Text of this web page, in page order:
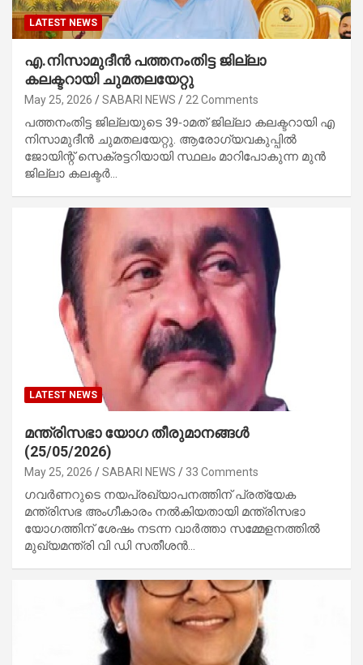
LATEST NEWS
എ.നിസാമുദീന്‍ പത്തനംതിട്ട ജില്ലാ
കലക്ടറായി ചുമതലയേറ്റു
May 25, 2026 SABARI NEWS 22 Comments
പത്തനംതിട്ട ജില്ലയുടെ 39-ാമത് ജില്ലാ കലക്ടറായി എ
നിസാമുദീന്‍ ചുമതലയേറ്റു. ആരോഗ്യവകുപ്പില്‍
ജോയിന്റ് സെക്രട്ടറിയായി സ്ഥലം മാറിപോകുന്ന മുന്‍
ജില്ലാ കലക്ടര്‍…
LATEST NEWS
മന്ത്രിസഭാ യോഗ തീരുമാനങ്ങൾ
(25/05/2026)
May 25, 2026 SABARI NEWS 33 Comments
ഗവർണറുടെ നയപ്രഖ്യാപനത്തിന് പ്രത്യേക
മന്ത്രിസഭ അംഗീകാരം നൽകിയതായി മന്ത്രിസഭാ
യോഗത്തിന് ശേഷം നടന്ന വാർത്താ സമ്മേളനത്തിൽ
മുഖ്യമന്ത്രി വി ഡി സതീശൻ…